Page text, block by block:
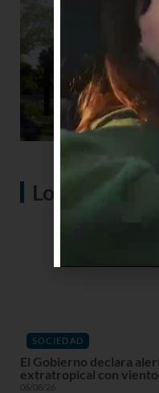
Lo más visto
SOCIEDAD
El Gobierno declara
extratropical con
06/08/26